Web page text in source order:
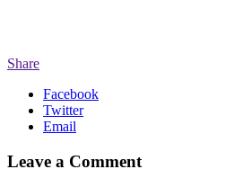
Share
Facebook
Twitter
Email
Leave a Comment